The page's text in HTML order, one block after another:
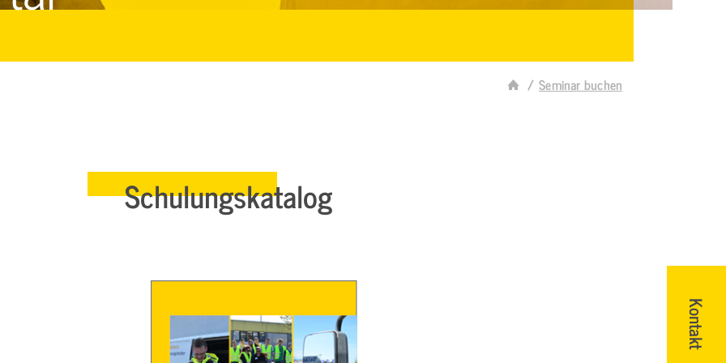
Seminar buchen
Kontakt
Schulungskatalog